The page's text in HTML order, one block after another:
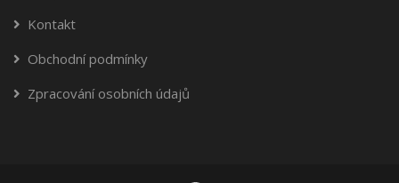
Kontakt
Obchodní podmínky
Zpracování osobních údajů